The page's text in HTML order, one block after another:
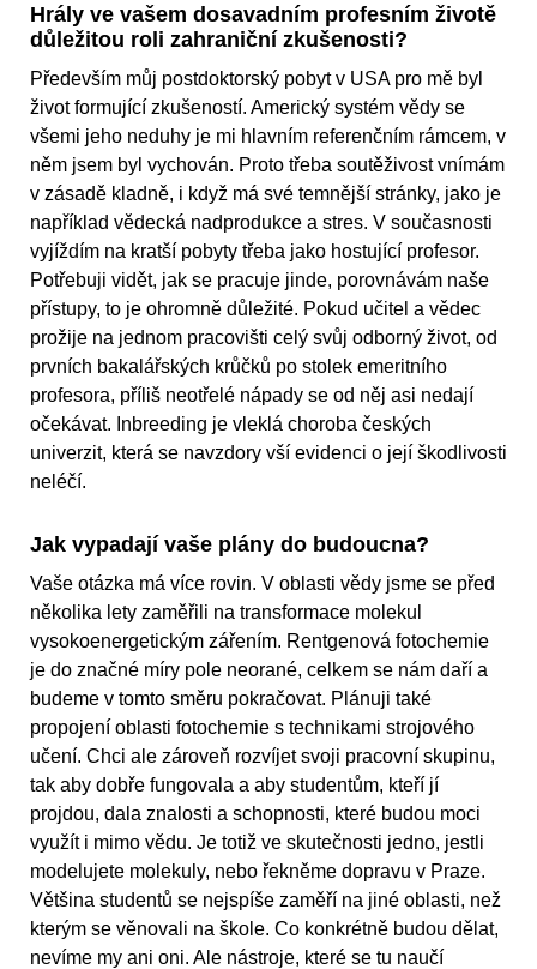
Hrály ve vašem dosavadním profesním životě
důležitou roli zahraniční zkušenosti?
Především můj postdoktorský pobyt v USA pro mě byl
život formující zkušeností. Americký systém vědy se
všemi jeho neduhy je mi hlavním referenčním rámcem, v
něm jsem byl vychován. Proto třeba soutěživost vnímám
v zásadě kladně, i když má své temnější stránky, jako je
například vědecká nadprodukce a stres. V současnosti
vyjíždím na kratší pobyty třeba jako hostující profesor.
Potřebuji vidět, jak se pracuje jinde, porovnávám naše
přístupy, to je ohromně důležité. Pokud učitel a vědec
prožije na jednom pracovišti celý svůj odborný život, od
prvních bakalářských krůčků po stolek emeritního
profesora, příliš neotřelé nápady se od něj asi nedají
očekávat. Inbreeding je vleklá choroba českých
univerzit, která se navzdory vší evidenci o její škodlivosti
neléčí.
Jak vypadají vaše plány do budoucna?
Vaše otázka má více rovin. V oblasti vědy jsme se před
několika lety zaměřili na transformace molekul
vysokoenergetickým zářením. Rentgenová fotochemie
je do značné míry pole neorané, celkem se nám daří a
budeme v tomto směru pokračovat. Plánuji také
propojení oblasti fotochemie s technikami strojového
učení. Chci ale zároveň rozvíjet svoji pracovní skupinu,
tak aby dobře fungovala a aby studentům, kteří jí
projdou, dala znalosti a schopnosti, které budou moci
využít i mimo vědu. Je totiž ve skutečnosti jedno, jestli
modelujete molekuly, nebo řekněme dopravu v Praze.
Většina studentů se nejspíše zaměří na jiné oblasti, než
kterým se věnovali na škole. Co konkrétně budou dělat,
nevíme my ani oni. Ale nástroje, které se tu naučí